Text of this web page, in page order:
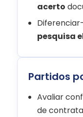
acerto
pesquisa
Partidos
Avaliar
de